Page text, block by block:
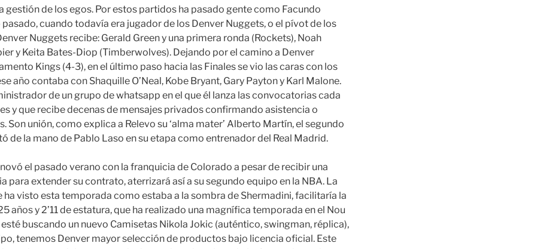
gestión de los egos. Por estos partidos ha pasado gente como Facundo
cuando todavía era jugador de los Denver Nuggets, o el pívot de los
Nuggets recibe: Gerald Green y una primera ronda (Rockets), Noah
y Keita Bates-Diop (Timberwolves). Dejando por el camino a Denver
Kings (4-3), en el último paso hacia las Finales se vio las caras con los
año contaba con Shaquille O’Neal, Kobe Bryant, Gary Payton y Karl Malone.
de un grupo de whatsapp en el que él lanza las convocatorias cada
y que recibe decenas de mensajes privados confirmando asistencia o
Son unión, como explica a Relevo su ‘alma mater’ Alberto Martín, el segundo
de la mano de Pablo Laso en su etapa como entrenador del Real Madrid.
el pasado verano con la franquicia de Colorado a pesar de recibir una
para extender su contrato, aterrizará así a su segundo equipo en la NBA. La
ha visto esta temporada como estaba a la sombra de Shermadini, facilitaría la
años y 2’11 de estatura, que ha realizado una magnífica temporada en el Nou
esté buscando un nuevo Camisetas Nikola Jokic (auténtico, swingman, réplica),
tenemos Denver mayor selección de productos bajo licencia oficial. Este